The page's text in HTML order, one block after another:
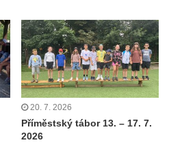
20. 7. 2026
Příměstský tábor 13. – 17. 7.
2026